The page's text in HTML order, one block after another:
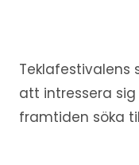
Teklafestivalens
att intressera
framtiden söka